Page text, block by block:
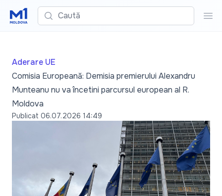
Caută
Aderare UE
Comisia Europeană: Demisia premierului Alexandru
Munteanu nu va încetini parcursul european al R.
Moldova
Publicat 06.07.2026 14:49